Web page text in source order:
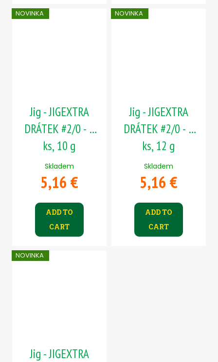
NOVINKA
Jig - JIGEXTRA
DRÁTEK #2/0 - 5
ks, 10 g
Skladem
5,16 €
ADD TO
CART
NOVINKA
Jig - JIGEXTRA
DRÁTEK #2/0 - 5
ks, 12 g
Skladem
5,16 €
ADD TO
CART
NOVINKA
Jig - JIGEXTRA